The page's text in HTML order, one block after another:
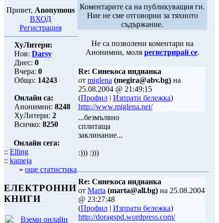
Привет, Anonymous
ВХОД
Регистрация
ХуЛитери:
Нов: Darsy
Днес: 0
Вчера: 0
Общо: 14243
Онлайн са:
Анонимни: 8248
ХуЛитери: 2
Всичко: 8250
Онлайн сега:
:: Elling
:: kameja
» още статистика
ЕЛЕКТРОННИ
КНИГИ
Коментарите са на публикуващия ги.
Ние не сме отговорни за тяхното
съдържание.
Не са позволени коментари на
Анонимни, моля регистрирай се.
Re: Синекоса индианка
от miglena (megira@abv.bg) на
25.08.2004 @ 21:49:15
(Профил | Изпрати бележка)
http://www.miglena.net/
...безмълвно
сплитаща
заклинание...
:))) :)))
Re: Синекоса индианка
от Marta (marta@all.bg) на 25.08.2004
@ 23:27:48
(Профил | Изпрати бележка)
http://doragspd.wordpress.com/